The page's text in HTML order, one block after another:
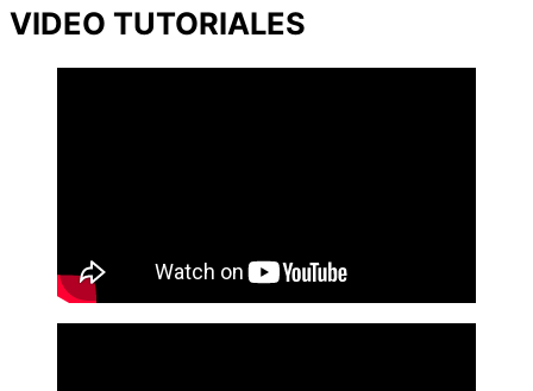
VIDEO TUTORIALES